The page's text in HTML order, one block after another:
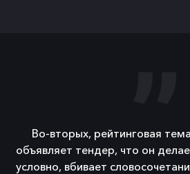
Во-вторых, рейтинговая
объявляет тендер, что он
условно, вбивает